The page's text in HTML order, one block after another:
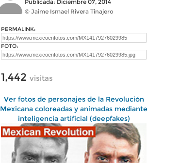
Publicada: Diciembre 07, 2014
© Jaime Ismael Rivera Tinajero
PERMALINK:
FOTO:
1,442 visitas
Ver fotos de personajes de la Revolución
Mexicana coloreadas y animadas mediante
inteligencia artificial (deepfakes)